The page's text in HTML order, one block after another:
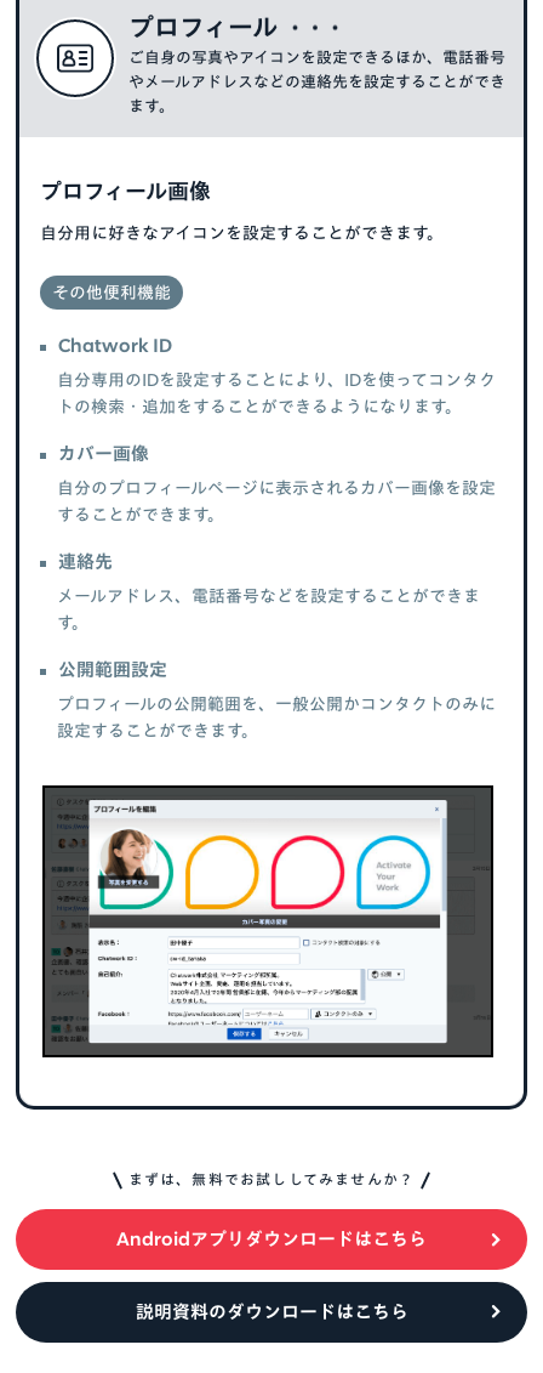
プロフィール
ご自身の写真やアイコンを設定できるほか、 電話番号
やメールアドレスなどの連絡先を設定することができ
ます。
プロフィール画像
自分用に好きなアイコンを設定することができます。
その他便利機能
Chatwork ID
自分専用のIDを設定することにより、IDを使ってコンタク
トの検索・追加をすることができるようになります。
カバー画像
自分のプロフィールページに表示されるカバー画像を設定
することができます。
連絡先
メールアドレス、電話番号などを設定することができま
す。
公開範囲設定
プロフィールの公開範囲を、一般公開かコンタクトのみに
設定することができます。
まずは、無料でお試ししてみませんか？
Androidアプリダウンロードはこちら
説明資料のダウンロードはこちら